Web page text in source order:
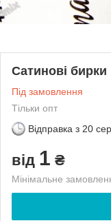
Сатинові бирки
Під замовлення
Тільки опт
Відправка з 20
від 1 ₴
Мінімальне